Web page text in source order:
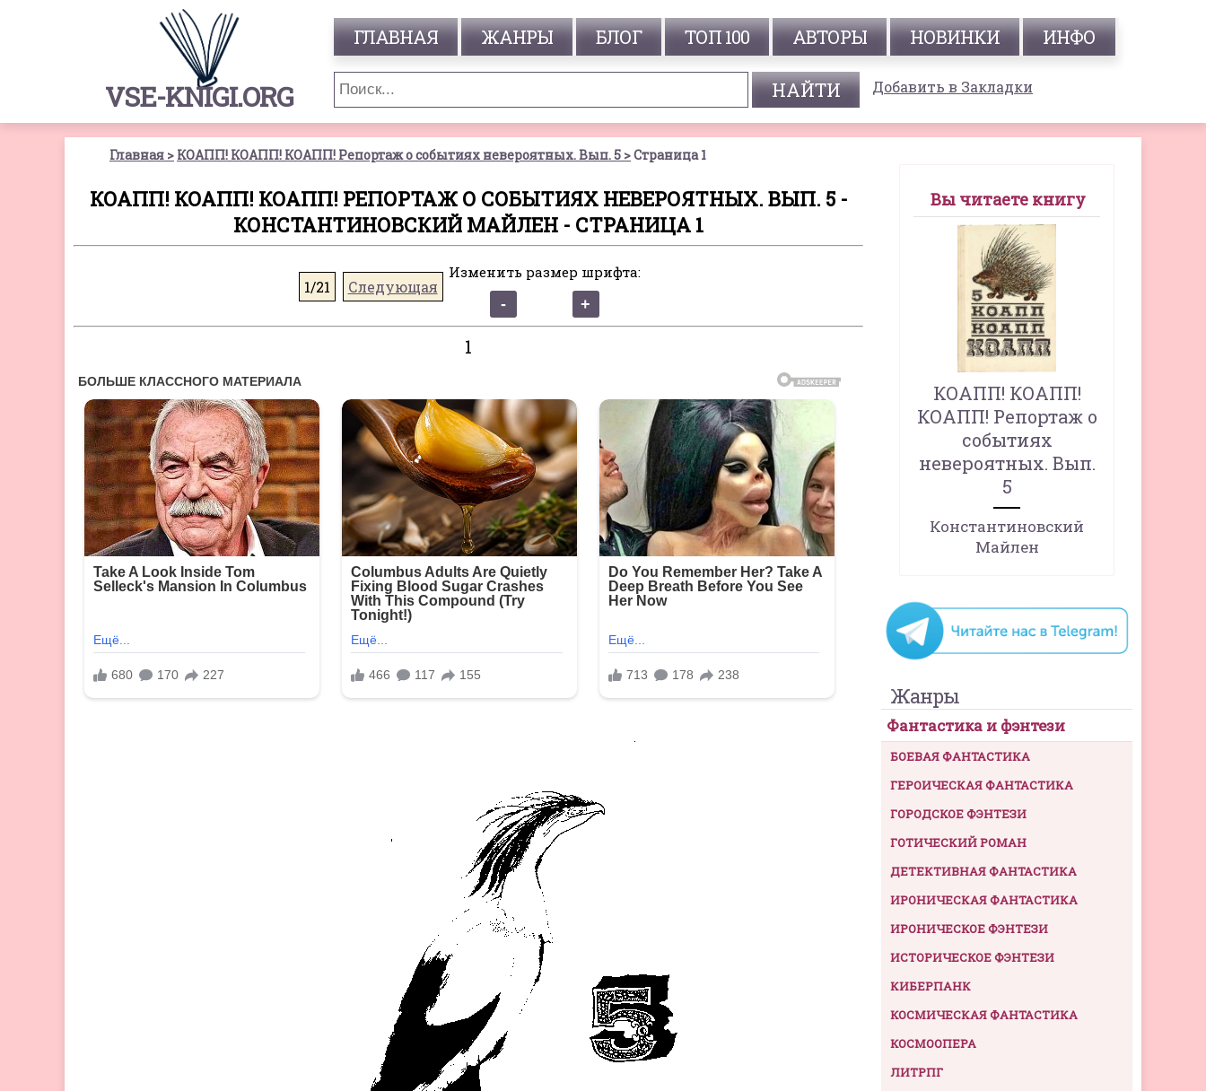
VSE-KNIGI.ORG
ГЛАВНАЯ ЖАНРЫ БЛОГ ТОП 100 АВТОРЫ НОВИНКИ ИНФО
Добавить в Закладки
Главная КОАПП! КОАПП! КОАПП! Репортаж о событиях невероятных. Вып. 5 Страница 1
КОАПП! КОАПП! КОАПП! РЕПОРТАЖ О СОБЫТИЯХ НЕВЕРОЯТНЫХ. ВЫП. 5 -
КОНСТАНТИНОВСКИЙ МАЙЛЕН - СТРАНИЦА 1
1/21 Следующая
Изменить размер шрифта:
1
Вы читаете книгу
КОАПП! КОАПП!
КОАПП! Репортаж о
событиях
невероятных. Вып.
5
Константиновский
Майлен
Жанры
Фантастика и фэнтези
БОЕВАЯ ФАНТАСТИКА
ГЕРОИЧЕСКАЯ ФАНТАСТИКА
ГОРОДСКОЕ ФЭНТЕЗИ
ГОТИЧЕСКИЙ РОМАН
ДЕТЕКТИВНАЯ ФАНТАСТИКА
ИРОНИЧЕСКАЯ ФАНТАСТИКА
ИРОНИЧЕСКОЕ ФЭНТЕЗИ
ИСТОРИЧЕСКОЕ ФЭНТЕЗИ
КИБЕРПАНК
КОСМИЧЕСКАЯ ФАНТАСТИКА
КОСМООПЕРА
ЛИТРПГ